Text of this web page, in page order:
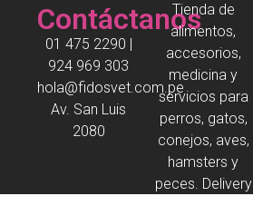
Contáctanos
01 475 2290 |
924 969 303
hola@fidosvet.com.pe
Av. San Luis
2080
Tienda de
alimentos,
accesorios,
medicina y
servicios para
perros, gatos,
conejos, aves,
hamsters y
peces. Delivery